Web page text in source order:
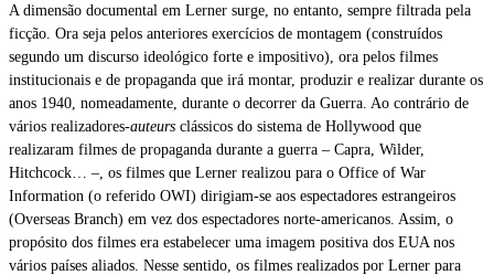
A dimensão documental em Lerner surge, no entanto, sempre filtrada pela
ficção. Ora seja pelos anteriores exercícios de montagem (construídos
segundo um discurso ideológico forte e impositivo), ora pelos filmes
institucionais e de propaganda que irá montar, produzir e realizar durante os
anos 1940, nomeadamente, durante o decorrer da Guerra. Ao contrário de
vários realizadores-auteurs clássicos do sistema de Hollywood que
realizaram filmes de propaganda durante a guerra – Capra, Wilder,
Hitchcock… –, os filmes que Lerner realizou para o Office of War
Information (o referido OWI) dirigiam-se aos espectadores estrangeiros
(Overseas Branch) em vez dos espectadores norte-americanos. Assim, o
propósito dos filmes era estabelecer uma imagem positiva dos EUA nos
vários países aliados. Nesse sentido, os filmes realizados por Lerner para